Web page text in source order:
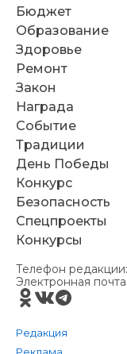
Бюджет
Образование
Здоровье
Ремонт
Закон
Награда
Событие
Традиции
День Победы
Конкурс
Безопасность
Спецпроекты
Конкурсы
Телефон редакции:
Электронная
Редакция